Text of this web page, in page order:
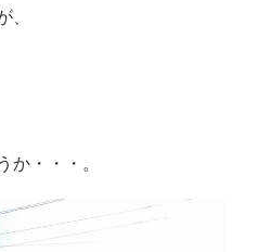
、
か・・・。